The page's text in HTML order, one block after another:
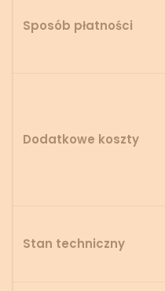
Sposób płatności
Dodatkowe koszty
Stan techniczny